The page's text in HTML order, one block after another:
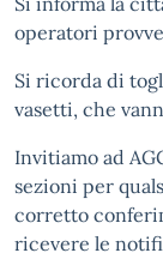
operatori
Si ricorda di
vasetti, che
Invitiamo ad
sezioni per
corretto
ricevere le